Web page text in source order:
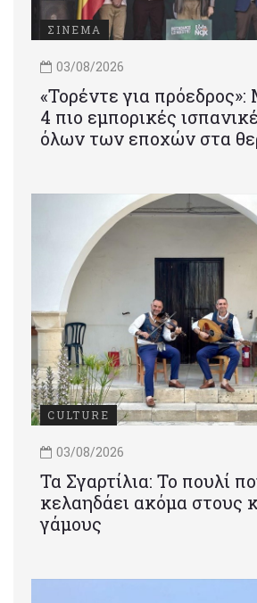
ΣΙΝΕΜΑ
03/08/2026
«Τορέντε για πρόεδρος»:
4 πιο εμπορικές
όλων των εποχών στα
CULTURE
03/08/2026
Τα Σγαρτίλια: Το πουλί
κελαηδάει ακόμα στους
γάμους